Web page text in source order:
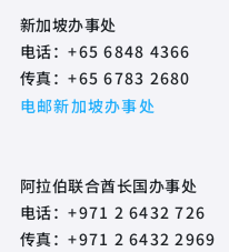
新加坡办事处
电话：+65 6848 4366
传真：+65 6783 2680
电邮新加坡办事处
阿拉伯联合酋长国办事处
电话：+971 2 6432 726
传真：+971 2 6432 2969